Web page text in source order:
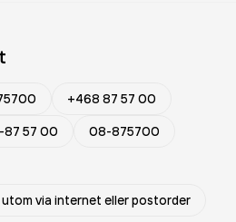
+468 87 57 00
57 00 08-875700
utom via internet eller postorder